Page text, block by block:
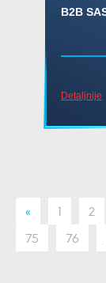
B2B
Detaljnije
« 1 2
75
76